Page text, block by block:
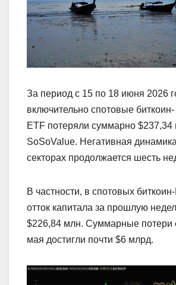
За период с 15 по 18 июня 2026
включительно спотовые
ETF потеряли суммарно $237,34
SoSoValue. Негативная
секторах продолжается шесть
В частности, в спотовых
отток капитала за прошлую
$226,84 млн. Суммарные потери
мая достигли почти $6 млрд.